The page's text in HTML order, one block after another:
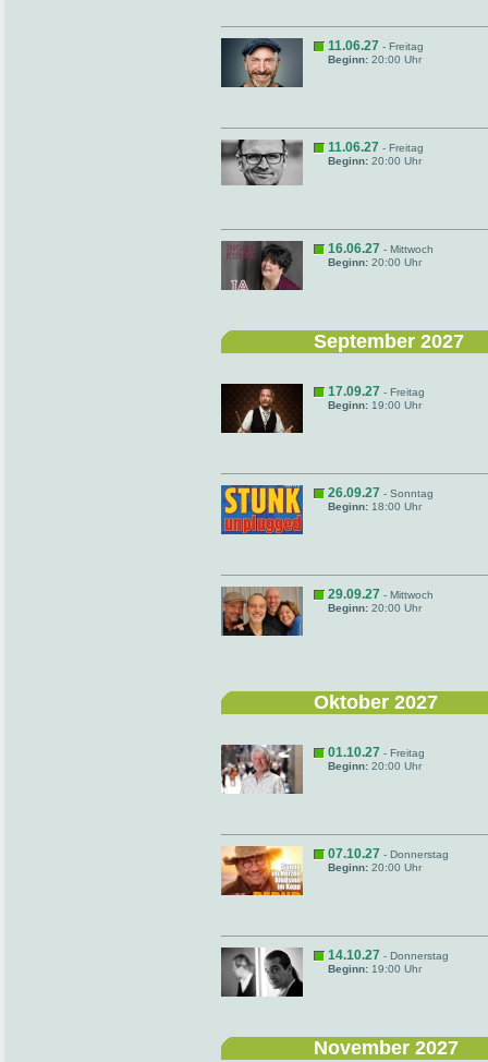
11.06.27 - Freitag
Beginn: 20:00 Uhr
11.06.27 - Freitag
Beginn: 20:00 Uhr
16.06.27 - Mittwoch
Beginn: 20:00 Uhr
September 2027
17.09.27 - Freitag
Beginn: 19:00 Uhr
26.09.27 - Sonntag
Beginn: 18:00 Uhr
29.09.27 - Mittwoch
Beginn: 20:00 Uhr
Oktober 2027
01.10.27 - Freitag
Beginn: 20:00 Uhr
07.10.27 - Donnerstag
Beginn: 20:00 Uhr
14.10.27 - Donnerstag
Beginn: 19:00 Uhr
November 2027